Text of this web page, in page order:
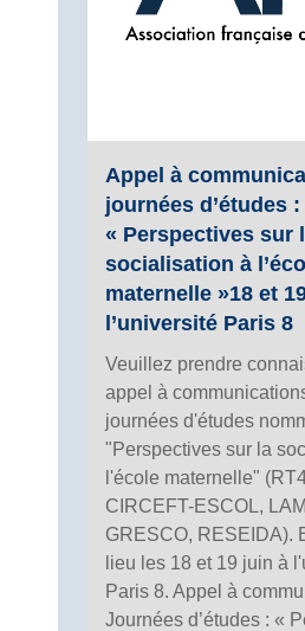
Appel à
journées d’études :
« Perspectives sur
socialisation à
maternelle »18 et
l’université Paris 8
Veuillez prendre
appel à
journées d'études
"Perspectives sur la
l'école maternelle"
CIRCEFT-ESCOL,
GRESCO, RESEIDA).
lieu les 18 et 19 juin à
Paris 8. Appel à
Journées d’études : «